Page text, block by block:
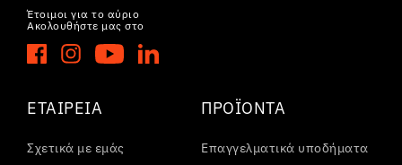
Έτοιμοι για το αύριο
Ακολουθήστε μας στο
ΕΤΑΙΡΕΊΑ
Σχετικά με εμάς
ΠΡΟΪΌΝΤΑ
Επαγγελματικά υποδήματα